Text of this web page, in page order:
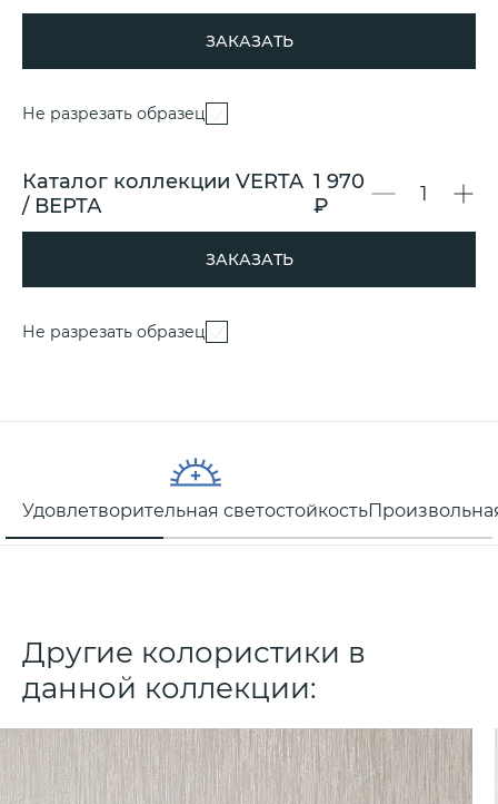
ЗАКАЗАТЬ
Не разрезать образец
Каталог коллекции VERTA
/ ВЕРТА
1 970
₽
ЗАКАЗАТЬ
Не разрезать образец
Удовлетворительная светостойкость
Другие колористики в
данной коллекции: